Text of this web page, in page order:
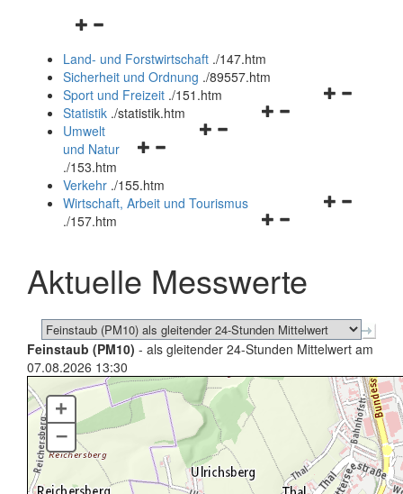
Navigationsmenü
und
schließen
Land- und Forstwirtschaft ./147.htm
Sicherheit und Ordnung ./89557.htm
Navigationsmenü
Sport und Freizeit ./151.htm
Navigationsmenü
Statistik ./statistik.htm
Navigationsmenü
und
schließen
Umwelt
und Natur
./153.htm
Verkehr ./155.htm
Navigationsmenü
schließen
Wirtschaft, Arbeit und Tourismus
./157.htm
Aktuelle Messwerte
Feinstaub (PM10) - als gleitender 24-Stunden Mittelwert am
07.08.2026 13:30
+
–